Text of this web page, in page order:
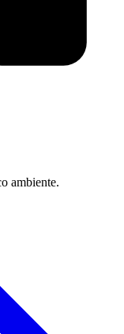
ambiente.